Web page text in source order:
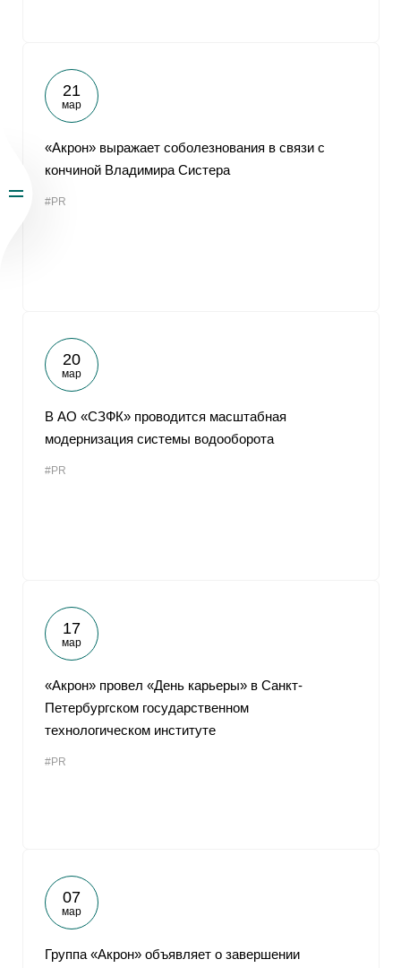
21
мар
«Акрон» выражает соболезнования в связи с
кончиной Владимира Систера
#PR
20
мар
В АО «СЗФК» проводится масштабная
модернизация системы водооборота
#PR
17
мар
«Акрон» провел «День карьеры» в Санкт-
Петербургском государственном
технологическом институте
#PR
07
мар
Группа «Акрон» объявляет о завершении